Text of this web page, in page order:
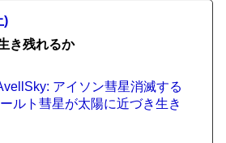
)
き残れるか
アイソン彗星消滅する
ルト彗星が太陽に近づき生き